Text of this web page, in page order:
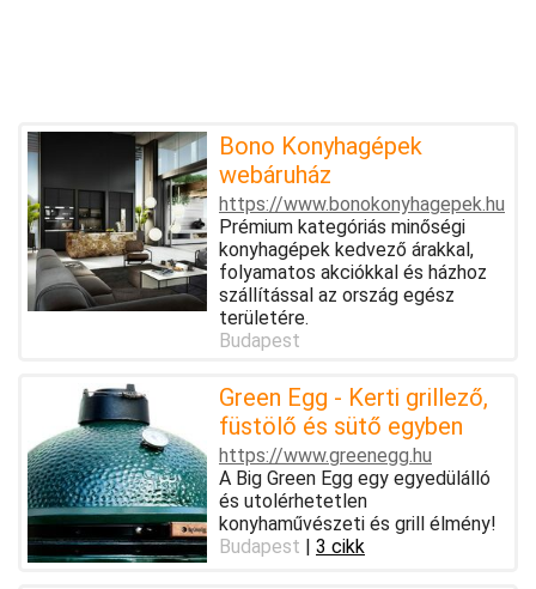
Bono Konyhagépek
webáruház
https://www.bonokonyhagepek.hu
Prémium kategóriás minőségi
konyhagépek kedvező árakkal,
folyamatos akciókkal és házhoz
szállítással az ország egész
területére.
Budapest
Green Egg - Kerti grillező,
füstölő és sütő egyben
https://www.greenegg.hu
A Big Green Egg egy egyedülálló
és utolérhetetlen
konyhaművészeti és grill élmény!
Budapest | 3 cikk